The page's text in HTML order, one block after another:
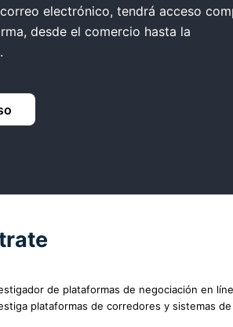
electrónico, tendrá acceso
desde el comercio hasta la
de plataformas de negociación en
plataformas de corredores y sistemas